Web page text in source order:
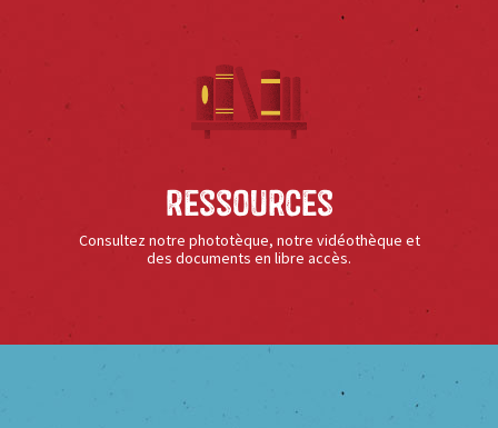
Ressources
Consultez notre phototèque, notre vidéothèque et
des documents en libre accès.